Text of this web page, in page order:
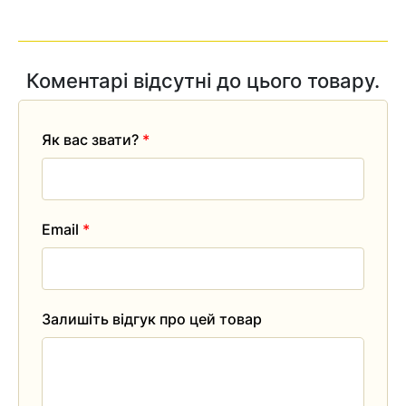
Коментарі відсутні до цього товару.
Залишіть відгук про цей товар
Як вас звати? *
Email *